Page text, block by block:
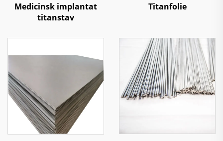
Medicinsk implantat
titanstav
Titanfolie